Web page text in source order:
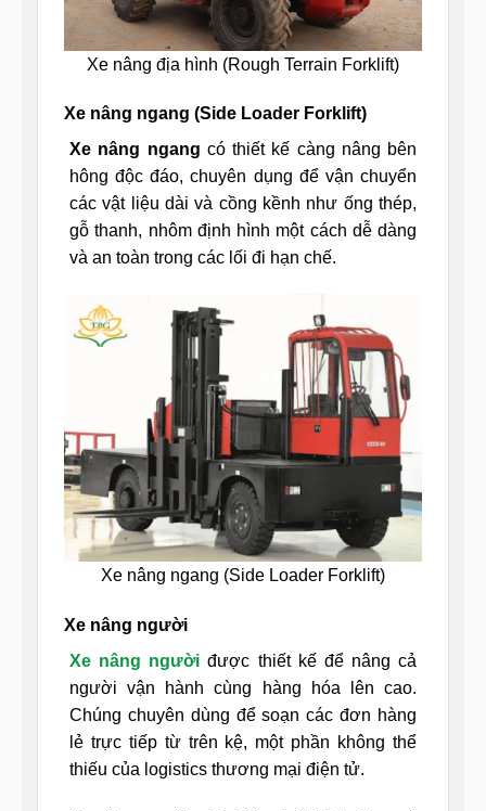
Xe nâng địa hình (Rough Terrain Forklift)
Xe nâng ngang (Side Loader Forklift)
Xe nâng ngang có thiết kế càng nâng bên
hông độc đáo, chuyên dụng để vận chuyển
các vật liệu dài và cồng kềnh như ống thép,
gỗ thanh, nhôm định hình một cách dễ dàng
và an toàn trong các lối đi hạn chế.
Xe nâng ngang (Side Loader Forklift)
Xe nâng người
Xe nâng người được thiết kế để nâng cả
người vận hành cùng hàng hóa lên cao.
Chúng chuyên dùng để soạn các đơn hàng
lẻ trực tiếp từ trên kệ, một phần không thể
thiếu của logistics thương mại điện tử.